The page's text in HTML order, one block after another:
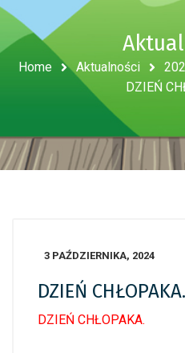
Home Aktualności
DZIEŃ
3 PAŹDZIERNIKA, 2024
DZIEŃ CHŁOPAKA.
DZIEŃ CHŁOPAKA.